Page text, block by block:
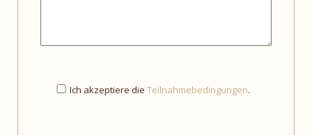
Ich akzeptiere die Teilnahmebedingungen.